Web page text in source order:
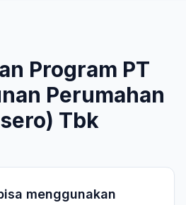
Program PT
Perumahan
Tbk
menggunakan